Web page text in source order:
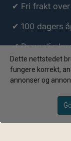
✔ Fri frakt
✔ 100 dagers
✔ Personlig
✔ Klarna
Dette nettstedet
fungere korrekt,
annonser og